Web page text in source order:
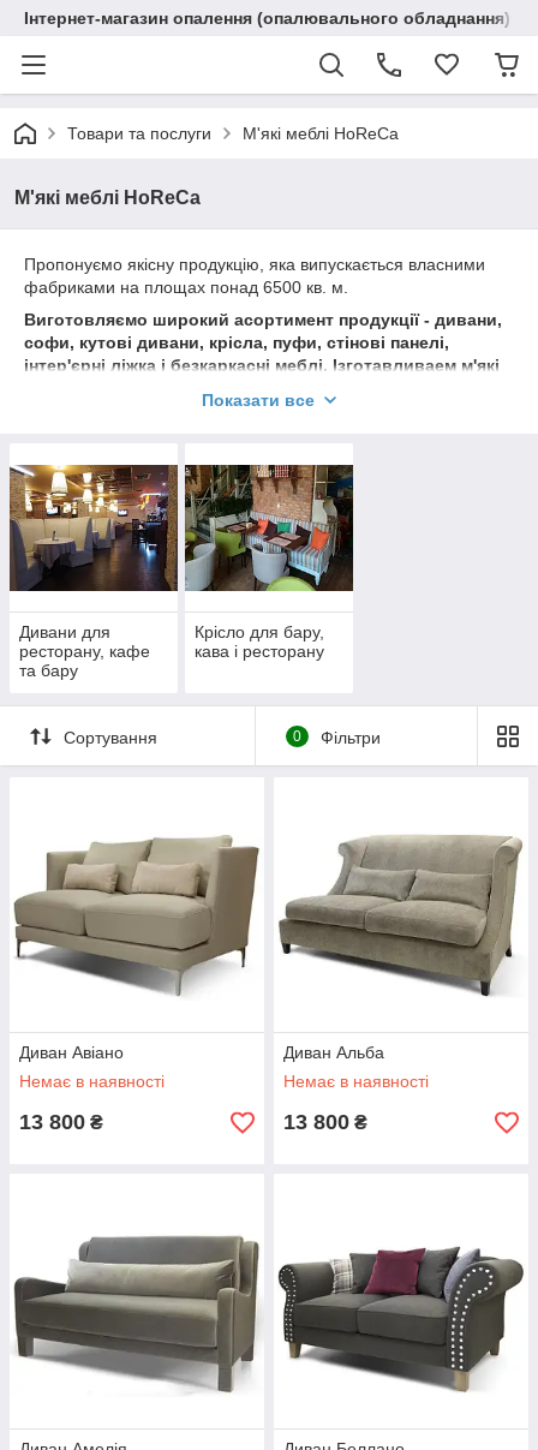
Інтернет-магазин опалення (опалювального обладнання)
Товари та послуги М'які меблі HoReCa
М'які меблі HoReCa
Пропонуємо якісну продукцію, яка випускається власними
фабриками на площах понад 6500 кв. м.
Виготовляємо широкий асортимент продукції - дивани,
софи, кутові дивани, крісла, пуфи, стінові панелі,
інтер'єрні ліжка і безкаркасні меблі. Ізготавливаем м'які
ресторанно-готельного бізнесу і продукцію за
Вся продукція виробляється з допомогою
високотехнологічного обладнання австрійської компанії
Felderвисококваліфікованими фахівцями з виробництва
меблів. Прийнявши рішення купити меблі, або замовити
реставрацію (перетяжку) ви отримуєте результат високої
якості від українського виробника м'яких меблів.
Показати все
Дивани для
ресторану, кафе
та бару
Крісло для бару,
кава і ресторану
Сортування 0 Фільтри
Диван Авіано
Немає в наявності
13 800 ₴
Диван Альба
Немає в наявності
13 800 ₴